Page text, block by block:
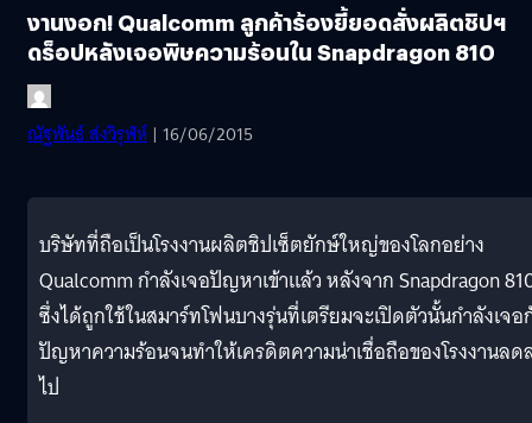
งานงอก! Qualcomm ลูกค้าร้องยี้ยอดสั่งผลิตชิปฯ
ดร็อปหลังเจอพิษความร้อนใน Snapdragon 810
ณัฐพันธ์ ส่งวิรุฬห์ | 16/06/2015
บริษัทที่ถือเป็นโรงงานผลิตชิปเซ็ตยักษ์ใหญ่ของโลกอย่าง
Qualcomm กำลังเจอปัญหาเข้าแล้ว หลังจาก Snapdragon
ซึ่งได้ถูกใช้ในสมาร์ทโฟนบางรุ่นที่เตรียมจะเปิดตัวนั้นกำลังเจ
ปัญหาความร้อนจนทำให้เครดิตความน่าเชื่อถือของโรงงานลด
ไป